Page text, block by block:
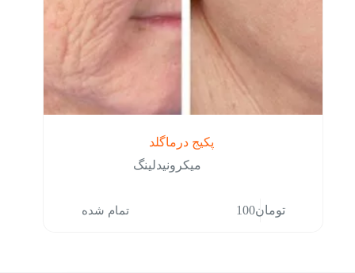
​ پکیج درماگلد
میکرونیدلینگ
تومان100 تمام شده